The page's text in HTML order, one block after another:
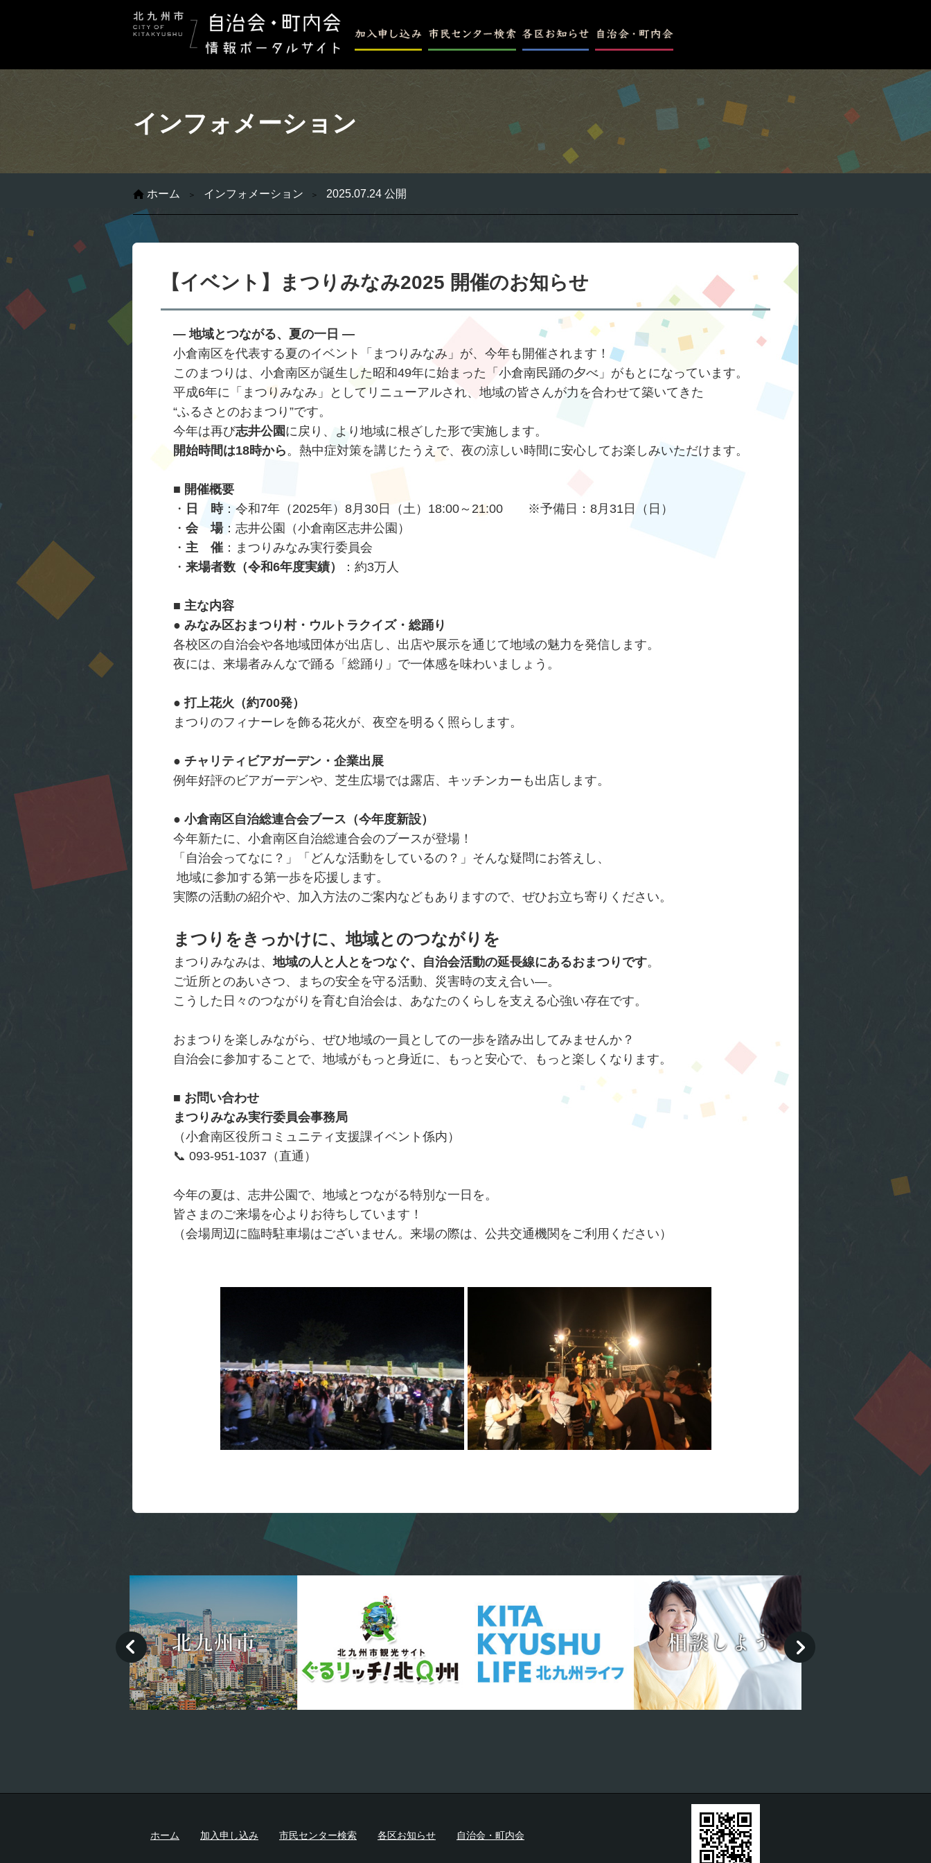
インフォメーション
ホーム インフォメーション 2025.07.24 公開
【イベント】まつりみなみ2025 開催のお知らせ
― 地域とつながる、夏の一日 ―
小倉南区を代表する夏のイベント「まつりみなみ」が、今年も開催されます！
このまつりは、小倉南区が誕生した昭和49年に始まった「小倉南民踊の夕べ」がもとになっています。
平成6年に「まつりみなみ」としてリニューアルされ、地域の皆さんが力を合わせて築いてきた
“ふるさとのおまつり”です。
今年は再び志井公園に戻り、より地域に根ざした形で実施します。
開始時間は18時から。熱中症対策を講じたうえで、夜の涼しい時間に安心してお楽しみいただけます。
■ 開催概要
・ 日 時：令和7年（2025年）8月30日（土）18:00～21:00 ※予備日：8月31日（日）
・ 会 場：志井公園（小倉南区志井公園）
・ 主 催 ：まつりみなみ実行委員会
・ 来場者数（令和6年度実績） ：約3万人
■ 主な内容
● みなみ区おまつり村・ウルトラクイズ・総踊り
各校区の自治会や各地域団体が出店し、出店や展示を通じて地域の魅力を発信します。
夜には、来場者みんなで踊る「総踊り」で一体感を味わいましょう。
● 打上花火（約700発）
まつりのフィナーレを飾る花火が、夜空を明るく照らします。
● チャリティビアガーデン・企業出展
例年好評のビアガーデンや、芝生広場では露店、キッチンカーも出店します。
● 小倉南区自治総連合会ブース（今年度新設）
今年新たに、小倉南区自治総連合会のブースが登場！
「自治会ってなに？」「どんな活動をしているの？」そんな疑問にお答えし、
地域に参加する第一歩を応援します。
実際の活動の紹介や、加入方法のご案内などもありますので、ぜひお立ち寄りください。
まつりをきっかけに、地域とのつながりを
まつりみなみは、地域の人と人とをつなぐ、自治会活動の延長線にあるおまつりです。
ご近所とのあいさつ、まちの安全を守る活動、災害時の支え合い―。
こうした日々のつながりを育む自治会は、あなたのくらしを支える心強い存在です。
おまつりを楽しみながら、ぜひ地域の一員としての一歩を踏み出してみませんか？
自治会に参加することで、地域がもっと身近に、もっと安心で、もっと楽しくなります。
■ お問い合わせ
まつりみなみ実行委員会事務局
（小倉南区役所コミュニティ支援課イベント係内）
📞 093-951-1037（直通）
今年の夏は、志井公園で、地域とつながる特別な一日を。
皆さまのご来場を心よりお待ちしています！
（会場周辺に臨時駐車場はございません。来場の際は、公共交通機関をご利用ください）
ホーム 加入申し込み 市民センター検索 各区お知らせ 自治会・町内会